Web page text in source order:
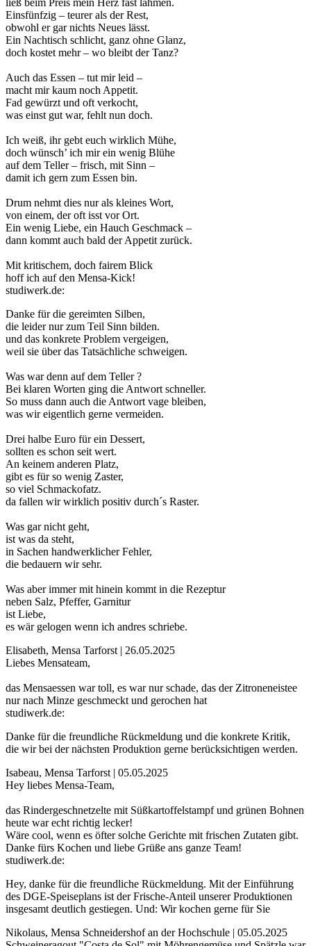
ließ beim Preis mein Herz fast lahmen.
Einsfünfzig – teurer als der Rest,
obwohl er gar nichts Neues lässt.
Ein Nachtisch schlicht, ganz ohne Glanz,
doch kostet mehr – wo bleibt der Tanz?
Auch das Essen – tut mir leid –
macht mir kaum noch Appetit.
Fad gewürzt und oft verkocht,
was einst gut war, fehlt nun doch.
Ich weiß, ihr gebt euch wirklich Mühe,
doch wünsch’ ich mir ein wenig Blühe
auf dem Teller – frisch, mit Sinn –
damit ich gern zum Essen bin.
Drum nehmt dies nur als kleines Wort,
von einem, der oft isst vor Ort.
Ein wenig Liebe, ein Hauch Geschmack –
dann kommt auch bald der Appetit zurück.
Mit kritischem, doch fairem Blick
hoff ich auf den Mensa-Kick!
studiwerk.de:
Danke für die gereimten Silben,
die leider nur zum Teil Sinn bilden.
und das konkrete Problem vergeigen,
weil sie über das Tatsächliche schweigen.
Was war denn auf dem Teller ?
Bei klaren Worten ging die Antwort schneller.
So muss dann auch die Antwort vage bleiben,
was wir eigentlich gerne vermeiden.
Drei halbe Euro für ein Dessert,
sollten es schon seit wert.
An keinem anderen Platz,
gibt es für so wenig Zaster,
so viel Schmackofatz.
da fallen wir wirklich positiv durch´s Raster.
Was gar nicht geht,
ist was da steht,
in Sachen handwerklicher Fehler,
die bedauern wir sehr.
Was aber immer mit hinein kommt in die Rezeptur
neben Salz, Pfeffer, Garnitur
ist Liebe,
es wär gelogen wenn ich andres schriebe.
Elisabeth, Mensa Tarforst | 26.05.2025
Liebes Mensateam,
das Mensaessen war toll, es war nur schade, das der Zitroneneistee
nur nach Minze geschmeckt und gerochen hat
studiwerk.de:
Danke für die freundliche Rückmeldung und die konkrete Kritik,
die wir bei der nächsten Produktion gerne berücksichtigen werden.
Isabeau, Mensa Tarforst | 05.05.2025
Hey liebes Mensa-Team,
das Rindergeschnetzelte mit Süßkartoffelstampf und grünen Bohnen
heute war echt richtig lecker!
Wäre cool, wenn es öfter solche Gerichte mit frischen Zutaten gibt.
Danke fürs Kochen und liebe Grüße ans ganze Team!
studiwerk.de:
Hey, danke für die freundliche Rückmeldung. Mit der Einführung
des DGE-Speiseplans ist der Frische-Anteil unserer Produktionen
insgesamt deutlich gestiegen. Und: Wir kochen gerne für Sie
Nikolaus, Mensa Schneidershof an der Hochschule | 05.05.2025